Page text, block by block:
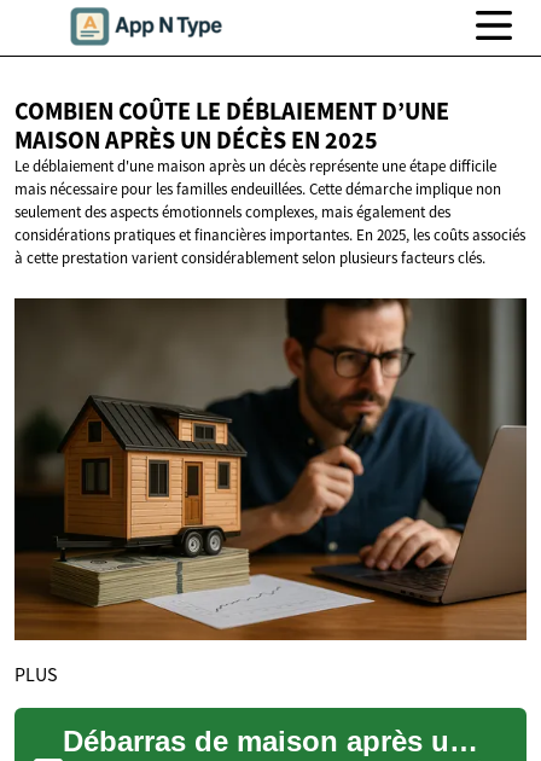
COMBIEN COÛTE LE DÉBLAIEMENT D’UNE
MAISON APRÈS UN DÉCÈSEN 2025
Le déblaiement d'une maison après un décès représente une étape difficile
mais nécessaire pour les familles endeuillées. Cette démarche implique non
seulement des aspects émotionnels complexes, mais également des
considérations pratiques et financières importantes. En 2025, les coûts associés
à cette prestation varient considérablement selon plusieurs facteurs clés.
PLUS
Débarras de maison après un décès : guide pratique et coûts